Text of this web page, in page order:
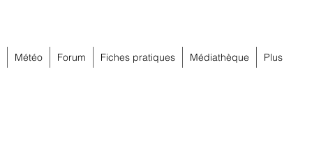
Météo Forum Fiches pratiques Médiathèque Plus